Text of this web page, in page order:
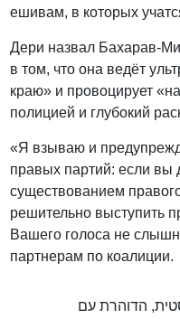
ешивам, в которых
Дери назвал Бахарав-
в том, что она ведёт
краю» и провоцирует
полицией и глубокий
«Я взываю и
правых партий: если вы
существованием
решительно выступить
Вашего голоса не
партнерам по коалиции.
הדוהרת עם